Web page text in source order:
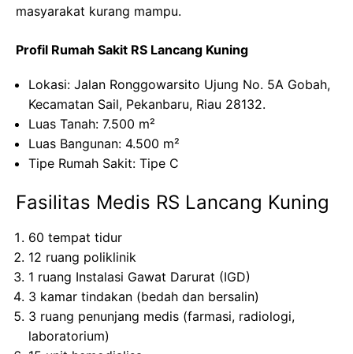
masyarakat kurang mampu.
Profil Rumah Sakit RS Lancang Kuning
Lokasi: Jalan Ronggowarsito Ujung No. 5A Gobah,
Kecamatan Sail, Pekanbaru, Riau 28132.
Luas Tanah: 7.500 m²
Luas Bangunan: 4.500 m²
Tipe Rumah Sakit: Tipe C
Fasilitas Medis RS Lancang Kuning
60 tempat tidur
12 ruang poliklinik
1 ruang Instalasi Gawat Darurat (IGD)
3 kamar tindakan (bedah dan bersalin)
3 ruang penunjang medis (farmasi, radiologi,
laboratorium)